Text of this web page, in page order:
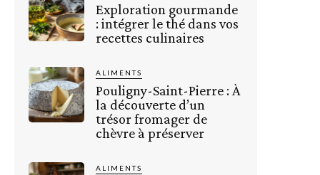
Exploration gourmande
: intégrer le thé dans vos
recettes culinaires
ALIMENTS
Pouligny-Saint-Pierre : À
la découverte d’un
trésor fromager de
chèvre à préserver
ALIMENTS